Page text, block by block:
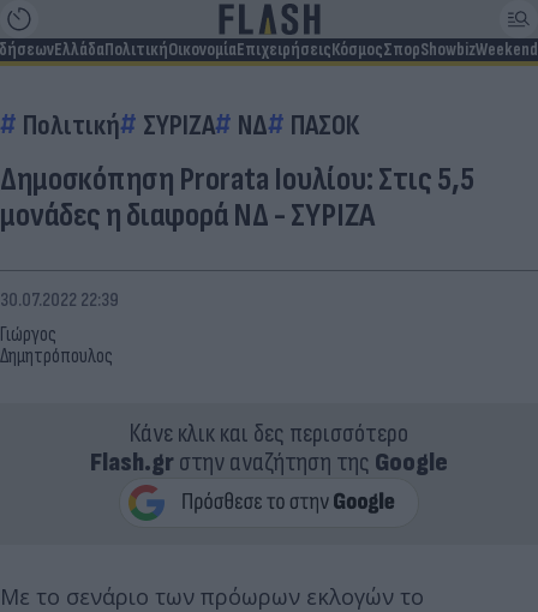
ΕλλάδαΠολιτικήΟικονομίαΕπιχειρήσειςΚόσμοςΣπορShowbizWeekend
Πολιτική ΣΥΡΙΖΑ ΝΔ ΠΑΣΟΚ
Δημοσκόπηση Prorata Ιουλίου: Στις 5,5
μονάδες η διαφορά ΝΔ - ΣΥΡΙΖΑ
Γιώργος
Δημητρόπουλος
30.07.2022 22:39
Κάνε κλικ και δες περισσότερο
Flash.grστην αναζήτηση της Google
Με το σενάριο των πρόωρων εκλογών το